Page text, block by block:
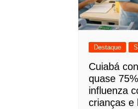
Destaque
Cuiabá
quase
influenza
crianças e